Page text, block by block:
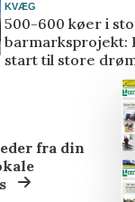
KVÆG
500-600 køer i
barmarksprojekt:
start til store
fra din